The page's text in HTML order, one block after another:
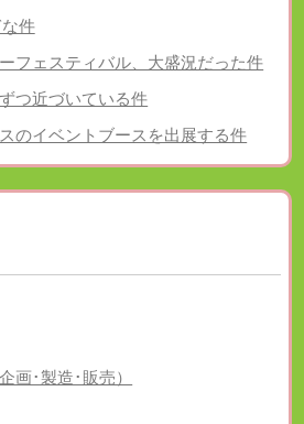
件
フェスティバル、大盛況だった件
つ近づいている件
のイベントブースを出展する件
画･製造･販売）